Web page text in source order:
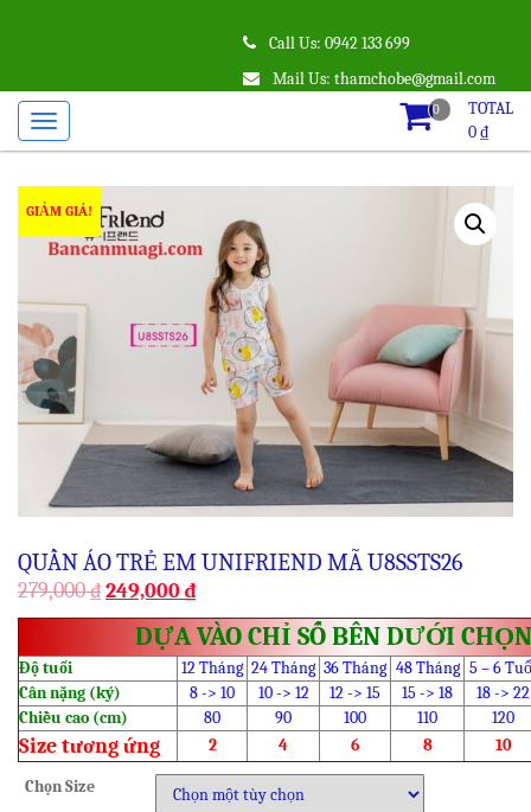
Call Us: 0942 133 699
Mail Us: thamchobe@gmail.com
0
TOTAL
0₫
GIẢM GIÁ!
QUẦN ÁO TRẺ EM UNIFRIEND MÃ U8SSTS26
279,000₫ 249,000 ₫
DỰA VÀO CHỈ SỐ BÊN DƯỚI
Độ tuổi 12 Tháng 24 Tháng 36 Tháng 48 Tháng 5 – 6
Cân nặng (ký)
8 -> 10 10 -> 12 12 -> 15 15 -> 18
18 -> 22
Chiều cao (cm)
80 90 100 110 120
Size tương ứng 2 4 6 8 10
Chọn Size